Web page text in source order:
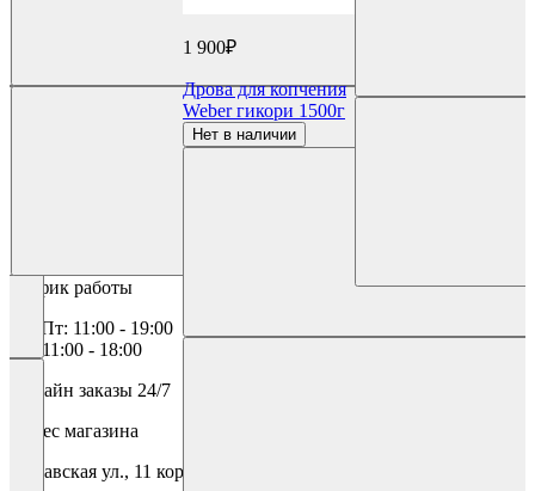
1 900₽
Дрова для копчения
Weber гикори 1500г
Нет в наличии
График работы
Пн-Пт: 11:00 - 19:00
Сб: 11:00 - 18:00
Онлайн заказы 24/7
Адрес магазина
Заставская ул., 11 корпус 2, Санкт-Петербург, Россия, 196084